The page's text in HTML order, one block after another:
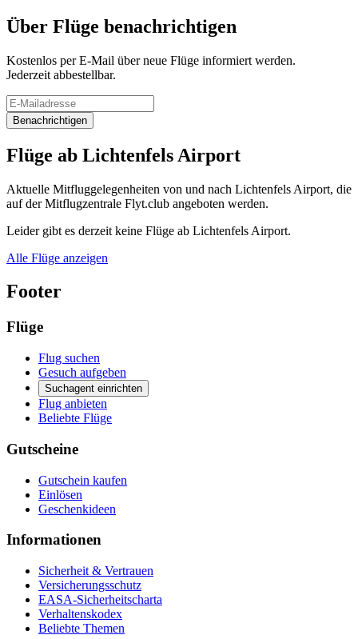
Über Flüge benachrichtigen
Kostenlos per E-Mail über neue Flüge informiert werden.
Jederzeit abbestellbar.
Benachrichtigen
Flüge ab Lichtenfels Airport
Aktuelle Mitfluggelegenheiten von und nach Lichtenfels Airport, die
auf der Mitflugzentrale Flyt.club angeboten werden.
Leider gibt es derzeit keine Flüge ab Lichtenfels Airport.
Alle Flüge anzeigen
Footer
Flüge
Flug suchen
Gesuch aufgeben
Suchagent einrichten
Flug anbieten
Beliebte Flüge
Gutscheine
Gutschein kaufen
Einlösen
Geschenkideen
Informationen
Sicherheit & Vertrauen
Versicherungsschutz
EASA-Sicherheitscharta
Verhaltenskodex
Beliebte Themen